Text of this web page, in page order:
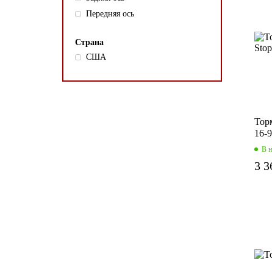
Передняя ось
Страна
США
16-
В
3